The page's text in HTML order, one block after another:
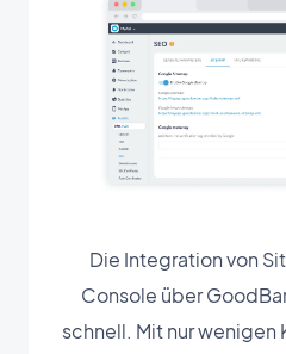
Die Integration von
Console über
schnell. Mit nur wenigen